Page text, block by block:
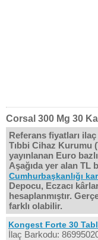
Corsal 300 Mg 30
Referans fiyatları
Tıbbi Cihaz Kurumu
yayınlanan Euro
Aşağıda yer alan TL
Cumhurbaşkanlığı
Depocu, Eczacı
hesaplanmıştır.
farklı olabilir.
Kongest Forte 30
İlaç Barkodu: